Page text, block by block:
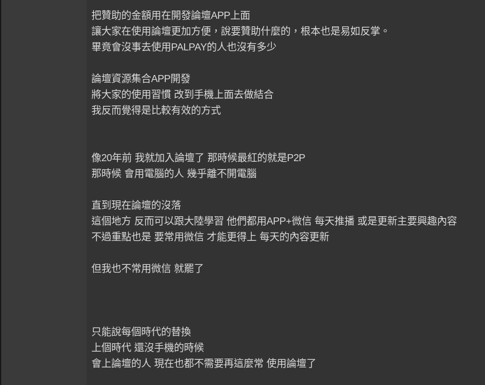
把贊助的金額用在開發論壇APP上面
讓大家在使用論壇更加方便，說要贊助什麼的，根本也是易如反掌。
畢竟會沒事去使用PALPAY的人也沒有多少
論壇資源集合APP開發
將大家的使用習慣 改到手機上面去做結合
我反而覺得是比較有效的方式
像20年前 我就加入論壇了 那時候最紅的就是P2P
那時候 會用電腦的人 幾乎離不開電腦
直到現在論壇的沒落
這個地方 反而可以跟大陸學習 他們都用APP+微信 每天推播 或是更新主要興趣內容
不過重點也是 要常用微信 才能更得上 每天的內容更新
但我也不常用微信 就罷了
只能說每個時代的替換
上個時代 還沒手機的時候
會上論壇的人 現在也都不需要再這麼常 使用論壇了